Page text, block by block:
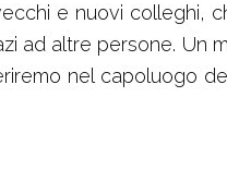
e nuovi colleghi,
ad altre persone. Un
nel capoluogo